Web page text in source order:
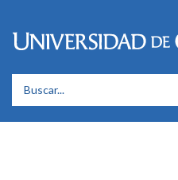
FORMULARIO